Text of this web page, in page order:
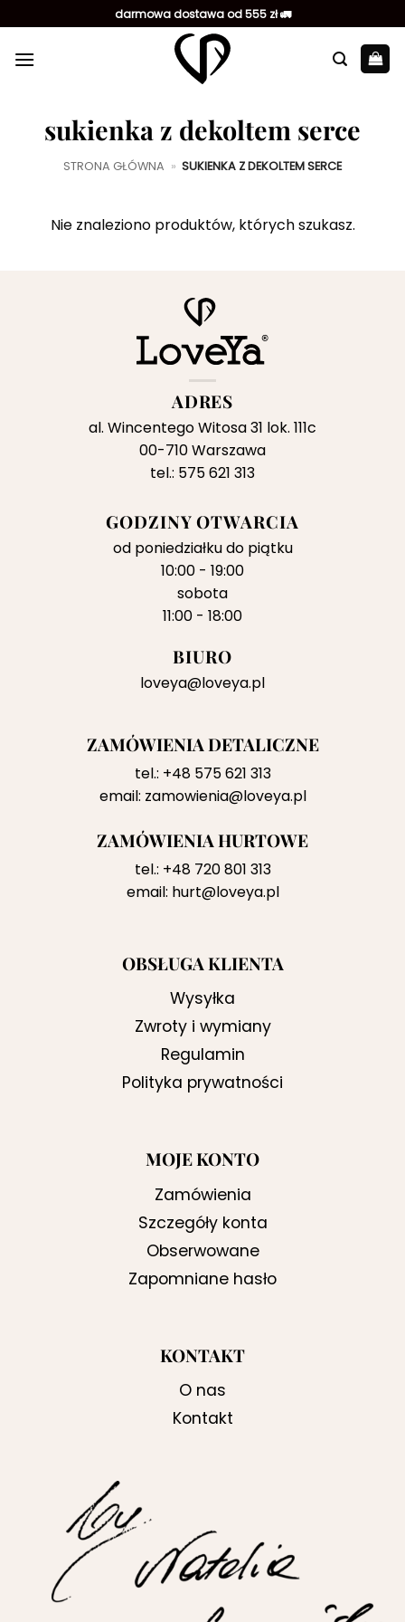
do
zawartości
darmowa dostawa od 555 zł 🚛
sukienka z dekoltem serce
STRONA GŁÓWNA » SUKIENKA Z DEKOLTEM SERCE
Nie znaleziono produktów, których szukasz.
ADRES
al. Wincentego Witosa 31 lok. 111c
00-710 Warszawa
tel.: 575 621 313
GODZINY OTWARCIA
od poniedziałku do piątku
10:00 - 19:00
sobota
11:00 - 18:00
BIURO
loveya@loveya.pl
ZAMÓWIENIA DETALICZNE
tel.: +48 575 621 313
email: zamowienia@loveya.pl
ZAMÓWIENIA HURTOWE
tel.: +48 720 801 313
email: hurt@loveya.pl
OBSŁUGA KLIENTA
Wysyłka
Zwroty i wymiany
Regulamin
Polityka prywatności
MOJE KONTO
Zamówienia
Szczegóły konta
Obserwowane
Zapomniane hasło
KONTAKT
O nas
Kontakt